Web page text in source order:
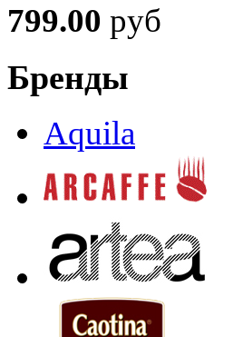
799.00 руб
Бренды
Aquila